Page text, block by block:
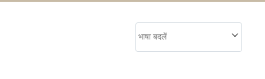
भाषा बदलें